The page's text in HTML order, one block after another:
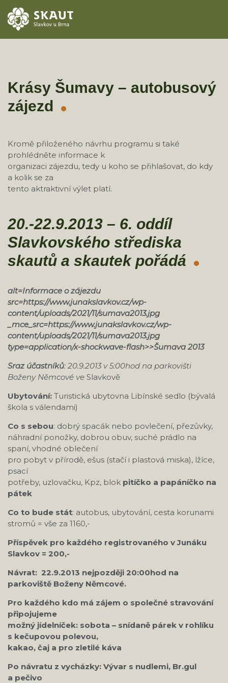
ODDÍLY
KONTAKTY
TÁBORY
Krásy Šumavy – autobusový
zájezd
Kromě přiloženého návrhu programu si také
prohlédněte informace k
organizaci zájezdu, tedy u koho se přihlašovat, do kdy
a kolik se za
tento aktraktivní výlet platí.
20.-22.9.2013 – 6. oddíl
Slavkovského střediska
skautů a skautek pořádá
alt=Informace o zájezdu
src=https://www.junakslavkov.cz/wp-
content/uploads/2021/11/sumava2013.jpg
_mce_src=https://www.junakslavkov.cz/wp-
content/uploads/2021/11/sumava2013.jpg
type=application/x-shockwave-flash>>Šumava 2013
Sraz účastníků: 20.9.2013 v 5:00hod na parkovišti
Boženy Němcové ve Slavkově
Ubytování: Turistická ubytovna Libínské sedlo (bývalá
škola s válendami)
Co s sebou: dobrý spacák nebo povlečení, přezůvky,
náhradní ponožky, dobrou obuv, suché prádlo na
spaní, vhodné oblečení
pro pobyt v přírodě, ešus (stačí i plastová miska), lžíce,
psací
potřeby, uzlovačku, Kpz, blok pitíčko a papáníčko na
pátek
Co to bude stát: autobus, ubytování, cesta korunami
stromů = vše za 1160,-
Příspěvek pro každého registrovaného v Junáku
Slavkov = 200,-
Návrat: 22.9.2013 nejpozději 20:00hod na
parkoviště Boženy Němcové.
Pro každého kdo má zájem o společné stravování
připojujeme
možný jídelníček: sobota – snídaně párek v rohlíku
s kečupovou polevou,
kakao, čaj a pro zletilé káva
Po návratu z vycházky: Vývar s nudlemi, Br.gul
a pečivo